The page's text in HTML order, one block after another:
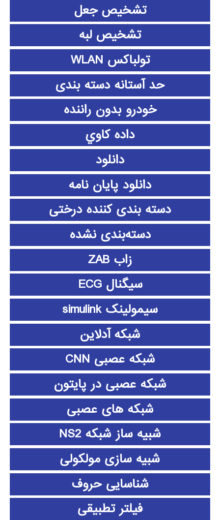
تشخیص جعل
تشخیص لبه
تولباکس WLAN
حد آستانه دسته بندی
خودرو بدون راننده
داده كاوي
دانلود
دانلود پايان نامه
دسته بندی کننده درختی
دسته‌بندی نشده
زاب ZAB
سیگنال ECG
سیمولینک simulink
شبکه آدلاین
شبکه عصبی CNN
شبکه عصبی در پایتون
شبکه های عصبی
شبیه ساز شبکه NS2
شبیه سازی مولکولی
شناسایی حروف
فیلتر تطبیقی